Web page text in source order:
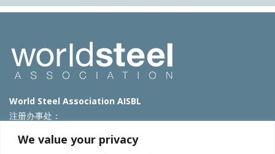
We value your privacy
World Steel Association AISBL
注册办事处：
T: +32 2 702 89 00 – E:steel@worldsteel.org